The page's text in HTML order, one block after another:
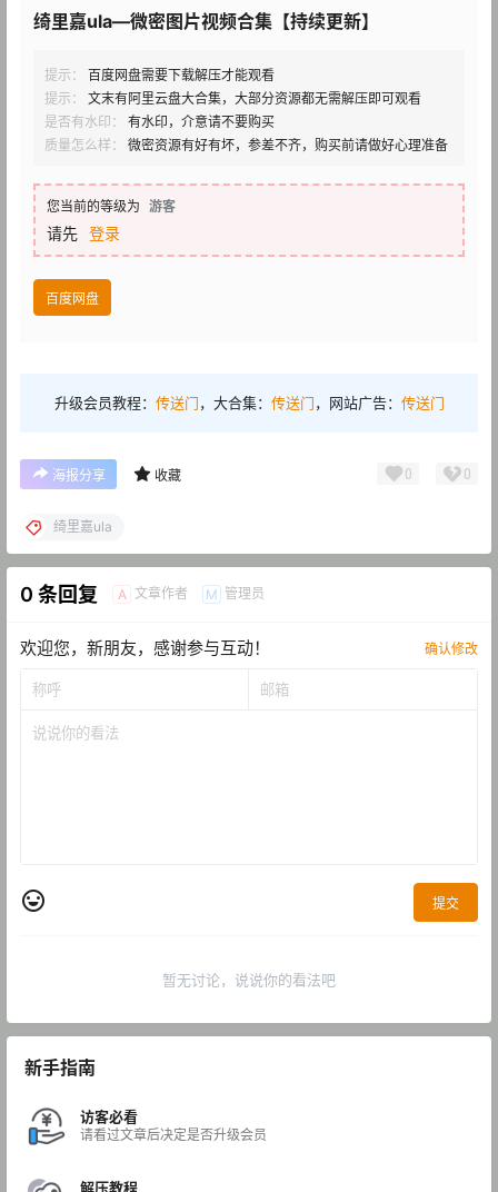
绮里嘉ula—微密图片视频合集【持续更新】
提示：
百度网盘需要下载解压才能观看
提示：
文末有阿里云盘大合集，大部分资源都无需解压即可观看
是否有水印：
有水印，介意请不要购买
质量怎么样：
微密资源有好有坏，参差不齐，购买前请做好心理准备
您当前的等级为 游客
请先 登录
百度网盘
升级会员教程： 传送门，大合集： 传送门，网站广告： 传送门
海报分享 收藏 0 0
绮里嘉ula
0 条回复 A 文章作者 M 管理员
欢迎您，新朋友，感谢参与互动！ 确认修改
提交
暂无讨论，说说你的看法吧
新手指南
访客必看
请看过文章后决定是否升级会员
解压教程